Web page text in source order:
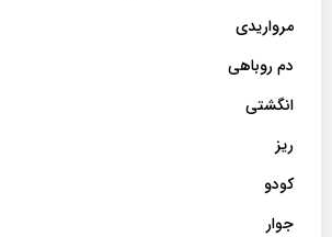
مرواریدی
دم روباهی
انگشتی
ریز
کودو
جوار